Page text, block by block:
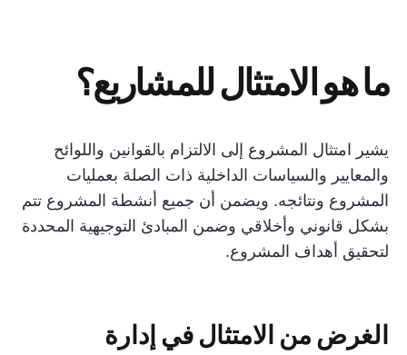
ما هو الامتثال للمشاريع؟
يشير امتثال المشروع إلى الالتزام بالقوانين واللوائح
والمعايير والسياسات الداخلية ذات الصلة بعمليات
المشروع ونتائجه. ويضمن أن جميع أنشطة المشروع تتم
بشكل قانوني وأخلاقي وضمن المبادئ التوجيهية المحددة
لتحقيق أهداف المشروع.
الغرض من الامتثال في إدارة